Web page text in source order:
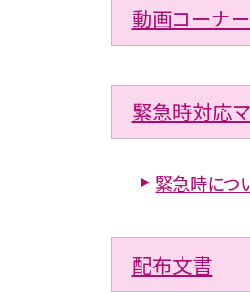
動画コーナー
緊急時対応
緊急時につ
配布文書